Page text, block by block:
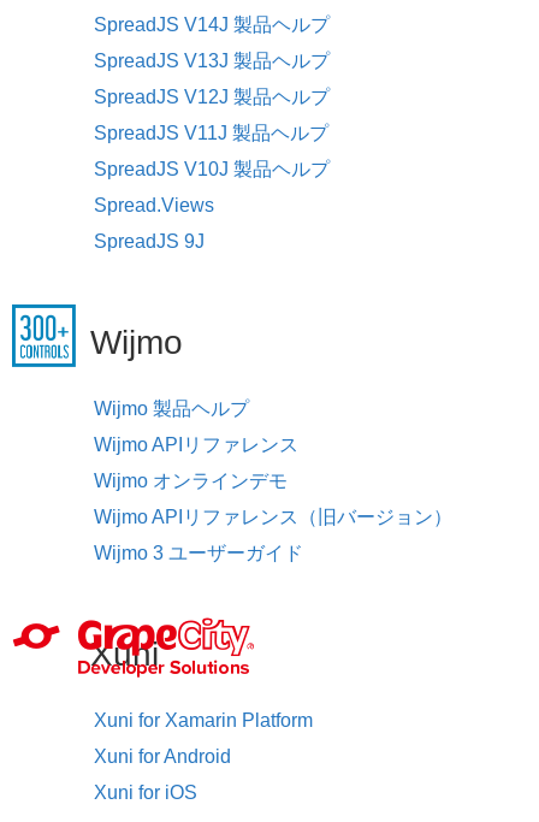
SpreadJS V14J 製品ヘルプ
SpreadJS V13J 製品ヘルプ
SpreadJS V12J 製品ヘルプ
SpreadJS V11J 製品ヘルプ
SpreadJS V10J 製品ヘルプ
Spread.Views
SpreadJS 9J
Wijmo
Wijmo 製品ヘルプ
Wijmo APIリファレンス
Wijmo オンラインデモ
Wijmo APIリファレンス（旧バージョン）
Wijmo 3 ユーザーガイド
Xuni
Xuni for Xamarin Platform
Xuni for Android
Xuni for iOS